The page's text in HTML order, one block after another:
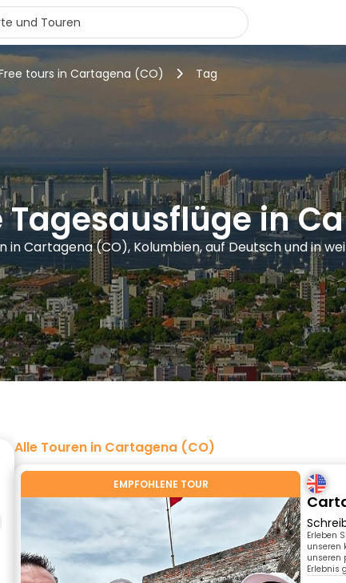
tours in Cartagena (CO) Tag
Tagesausflüge in
in Cartagena (CO), Kolumbien, auf Deutsch und in
Alle Touren in Cartagena (CO)
EMPFOHLENE TOUR
Erleben
unseren
unseren
Erlebnis